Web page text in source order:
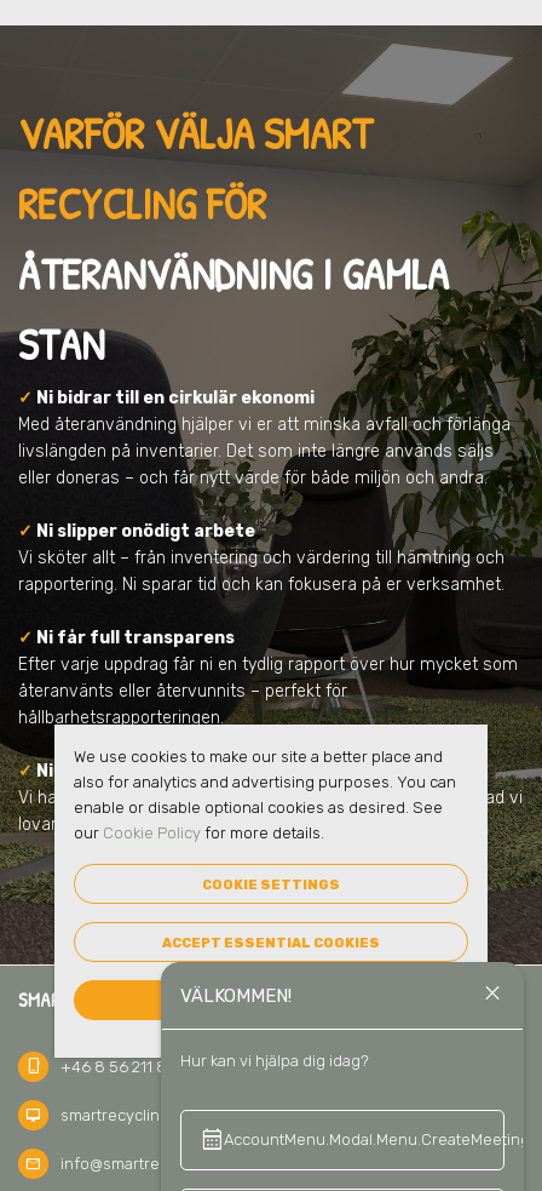
VÄLKOMMEN! close
Hur kan vi hjälpa dig idag?
calendar_monthAccountMenu.Modal.Menu.CreateMeeting
VARFÖR VÄLJA SMART
RECYCLING FÖR
ÅTERANVÄNDNING I GAMLA
STAN
✓ Ni bidrar till en cirkulär ekonomi
Med återanvändning hjälper vi er att minska avfall och förlänga
livslängden på inventarier. Det som inte längre används säljs
eller doneras – och får nytt värde för både miljön och andra.
✓ Ni slipper onödigt arbete
Vi sköter allt – från inventering och värdering till hämtning och
rapportering. Ni sparar tid och kan fokusera på er verksamhet.
✓ Ni får full transparens
Efter varje uppdrag får ni en tydlig rapport över hur mycket som
återanvänts eller återvunnits – perfekt för
hållbarhetsrapporteringen.
✓Ni samarbetar med en pålitlig partner
Vi har lång erfarenhet, har inga dolda avgifter och vi håller vad vi
lovar.
SMART RECYCLING SVERIGE AB
phone_iphone +46 8 56 211 811
desktop_mac smartrecycling.se
mail info@smartrecycling.se
We use cookies to make our site a better place and
also for analytics and advertising purposes. You can
enable or disable optional cookies as desired. See
our Cookie Policyfor more details.
COOKIE SETTINGS
ACCEPT ESSENTIAL COOKIES
ACCEPT ALL COOKIES